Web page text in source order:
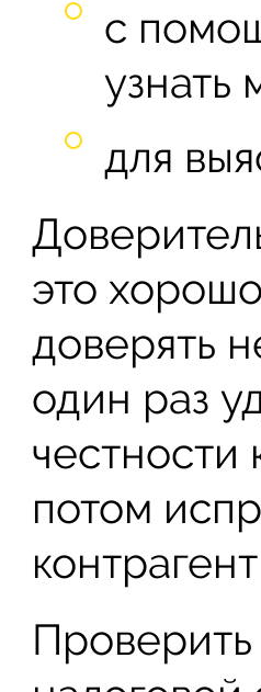
с
узнать
для
это
доверять
один раз
честности
потом